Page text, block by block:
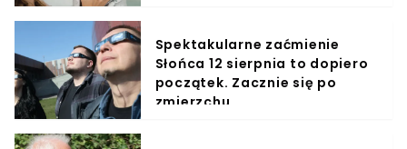
Spektakularne zaćmienie
Słońca 12 sierpnia to dopiero
początek. Zacznie się po
zmierzchu